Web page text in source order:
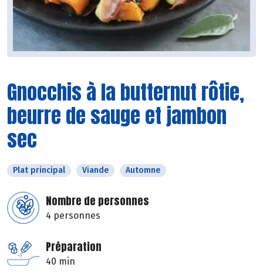
Gnocchis à la butternut rôtie,
beurre de sauge et jambon
sec
Plat principal Viande Automne
Nombre de personnes
4 personnes
Préparation
40 min